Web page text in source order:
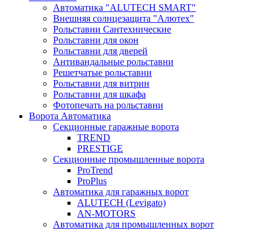
Автоматика "ALUTECH SMART"
Внешняя солнцезащита "Алютех"
Рольставни Сантехнические
Рольставни для окон
Рольставни для дверей
Антивандальные рольставни
Решетчатые рольставни
Рольставни для витрин
Рольставни для шкафа
Фотопечать на рольставни
Ворота Автоматика
Секционные гаражные ворота
TREND
PRESTIGE
Секционные промышленные ворота
ProTrend
ProPlus
Автоматика для гаражных ворот
ALUTECH (Levigato)
AN-MOTORS
Автоматика для промышленных ворот